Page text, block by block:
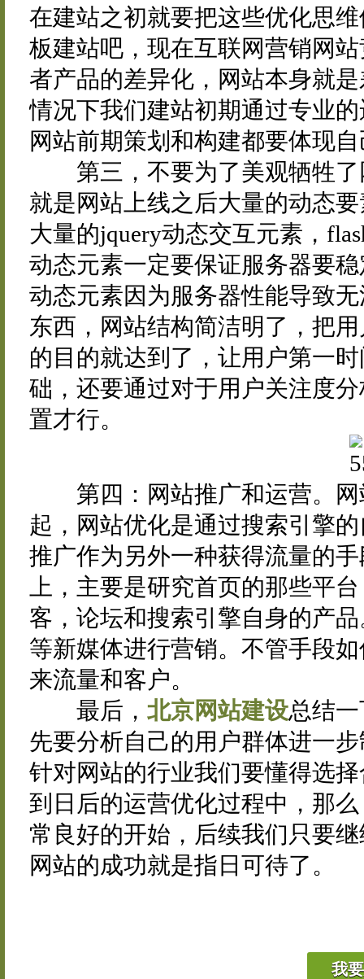
在建站之初就要把这些优化思
板建站吧，现在互联网营销网
者产品的差异化，网站本身就
情况下我们建站初期通过专业
网站前期策划和构建都要体现
第三，不要为了美观牺牲了
就是网站上线之后大量的动态
大量的jquery动态交互元素，
动态元素一定要保证服务器要
动态元素因为服务器性能导致
东西，网站结构简洁明了，把
的目的就达到了，让用户第一
础，还要通过对于用户关注度
置才行。
第四：网站推广和运营。网
起，网站优化是通过搜索引擎
推广作为另外一种获得流量的
上，主要是研究首页的那些平
客，论坛和搜索引擎自身的产
等新媒体进行营销。不管手段
来流量和客户。
最后， 北京网站建设总结
先要分析自己的用户群体进一
针对网站的行业我们要懂得选
到日后的运营优化过程中，那
常良好的开始，后续我们只要
网站的成功就是指日可待了。
我